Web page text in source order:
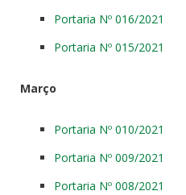
Portaria Nº 016/2021
Portaria Nº 015/2021
Março
Portaria Nº 010/2021
Portaria Nº 009/2021
Portaria Nº 008/2021